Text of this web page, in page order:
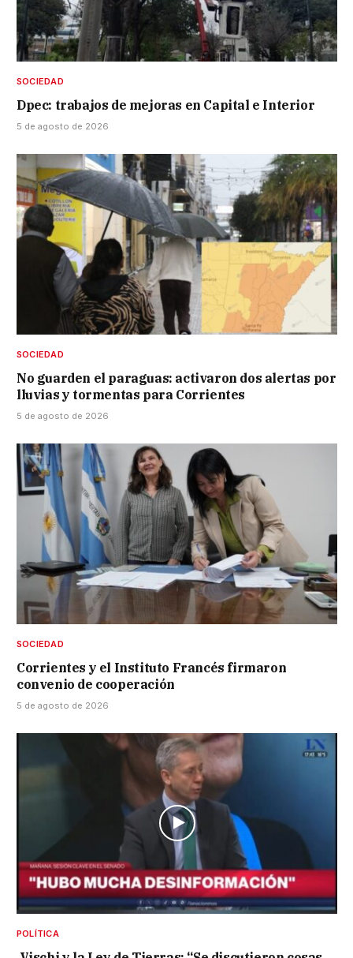
SOCIEDAD
Dpec: trabajos de mejoras en Capital e Interior
5 de agosto de 2026
SOCIEDAD
No guarden el paraguas: activaron dos alertas por
lluvias y tormentas para Corrientes
5 de agosto de 2026
SOCIEDAD
Corrientes y el Instituto Francés firmaron
convenio de cooperación
5 de agosto de 2026
POLÍTICA